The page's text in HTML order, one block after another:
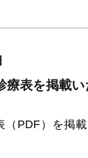
療表を掲載
PDF）を掲